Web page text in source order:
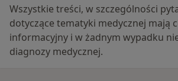
Wszystkie treści, w szczególności
dotyczące tematyki medycznej mają
informacyjny i w żadnym wypadku
diagnozy medycznej.